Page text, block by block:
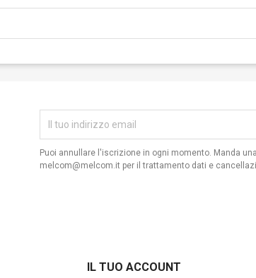
Puoi annullare l'iscrizione in ogni momento. Manda
melcom@melcom.it per il trattamento dati e
IL TUO ACCOUNT